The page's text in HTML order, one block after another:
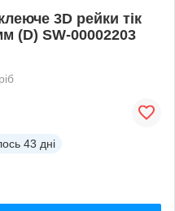
3D рейки тік
(D) SW-00002203
43 дні